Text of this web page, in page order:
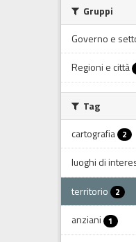
Gruppi
Governo e
Regioni e città
Tag
cartografia 2
luoghi di
territorio 2
anziani 1